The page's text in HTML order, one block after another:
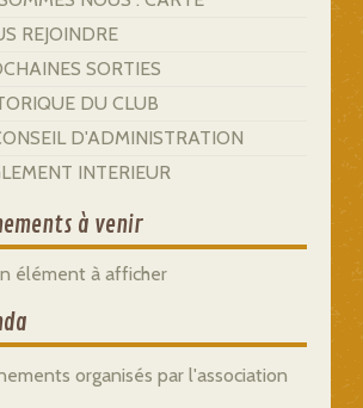
REJOINDRE
SORTIES
DU CLUB
D'ADMINISTRATION
INTERIEUR
à venir
élément à afficher
organisés par l'association